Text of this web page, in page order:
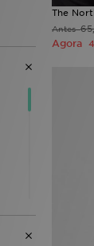
The
Antes
Agora